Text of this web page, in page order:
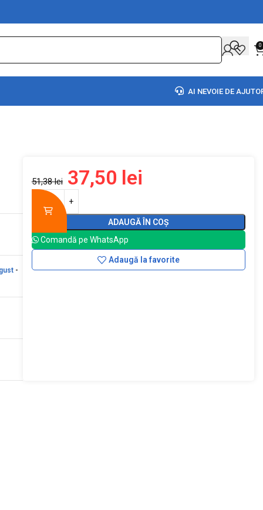
0
AI NEVOIE DE
-
51,38lei 37,50 lei
ADAUGĂ ÎN COȘ
Comandă pe WhatsApp
Adaugă la favorite